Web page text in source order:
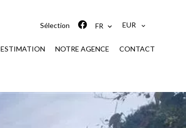
Sélection FR EUR
ESTIMATION NOTRE AGENCE CONTACT